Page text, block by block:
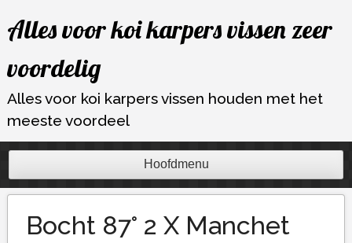
naar
inhoud
Alles voor koi karpers vissen zeer
voordelig
Alles voor koi karpers vissen houden met het
meeste voordeel
Hoofdmenu
Bocht 87° 2 X Manchet